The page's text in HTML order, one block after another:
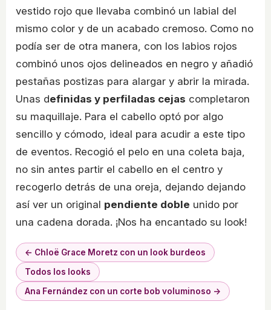
vestido rojo que llevaba combinó un labial del
mismo color y de un acabado cremoso. Como no
podía ser de otra manera, con los labios rojos
combinó unos ojos delineados en negro y añadió
pestañas postizas para alargar y abrir la mirada.
Unas definidas y perfiladas cejas completaron
su maquillaje. Para el cabello optó por algo
sencillo y cómodo, ideal para acudir a este tipo
de eventos. Recogió el pelo en una coleta baja,
no sin antes partir el cabello en el centro y
recogerlo detrás de una oreja, dejando dejando
así ver un original pendiente doble unido por
una cadena dorada. ¡Nos ha encantado su look!
← Chloë Grace Moretz con un look burdeos
Todos los looks
Ana Fernández con un corte bob voluminoso →